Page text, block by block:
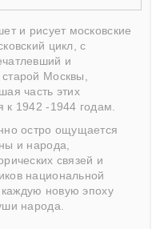
и рисует московские
цикл, с
и
Москвы,
часть этих
к 1942 -1944 годам.
остро ощущается
и народа,
связей и
национальной
каждую новую эпоху
народа.